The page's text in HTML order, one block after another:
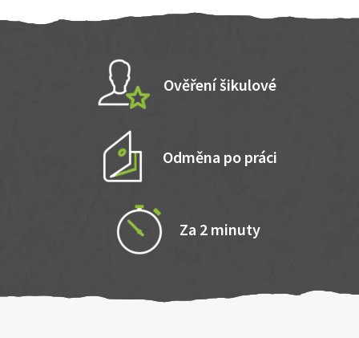
Ověření šikulové
Odměna po práci
Za 2 minuty